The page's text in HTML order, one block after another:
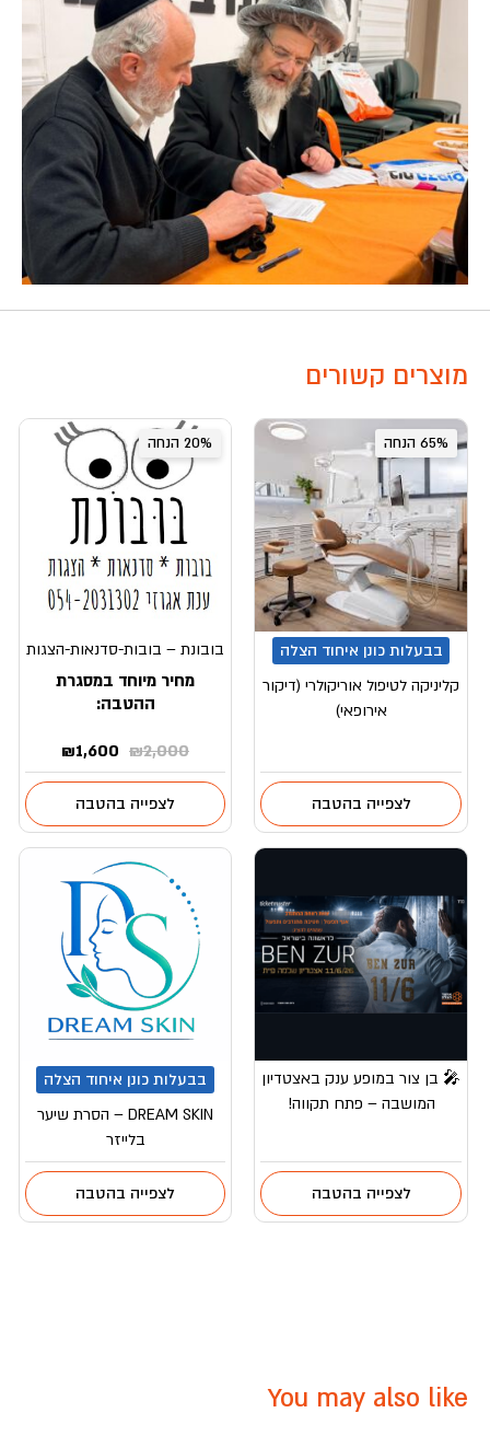
מוצרים קשורים
65% הנחה
בבעלות כונן איחוד הצלה
קליניקה לטיפול אוריקולרי (דיקור
אירופאי)
לצפייה בהטבה
20% הנחה
בובונת – בובות-סדנאות-הצגות
מחיר מיוחד במסגרת
ההטבה:
₪2,000
המחיר
המקורי
היה:
₪1,600
הנוכחי
הוא:
₪1,600.
לצפייה בהטבה
🎤 בן צור במופע ענק באצטדיון
המושבה – פתח תקווה!
לצפייה בהטבה
בבעלות כונן איחוד הצלה
DREAM SKIN – הסרת שיער
בלייזר
לצפייה בהטבה
You may also like